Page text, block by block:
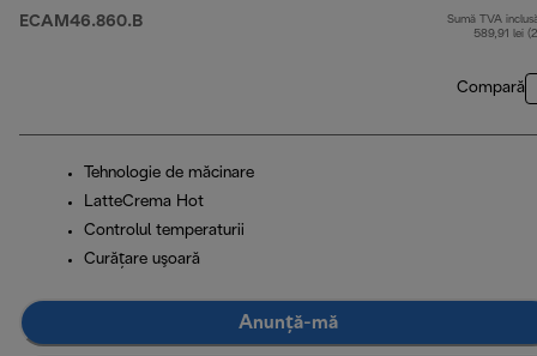
ECAM46.860.B
Sumă TVA
589,91 lei
Compară
Tehnologie de măcinare
LatteCrema Hot
Controlul temperaturii
Curăţare uşoară
Anunță-mă